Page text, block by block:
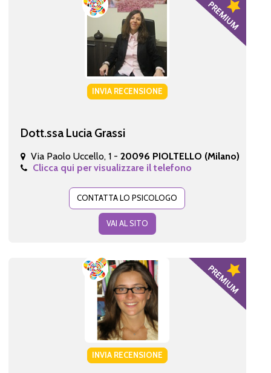
INVIA RECENSIONE
Dott.ssa Lucia Grassi
Via Paolo Uccello, 1 - 20096 PIOLTELLO (Milano)
Clicca qui per visualizzare il telefono
CONTATTA LO PSICOLOGO
VAI AL SITO
INVIA RECENSIONE